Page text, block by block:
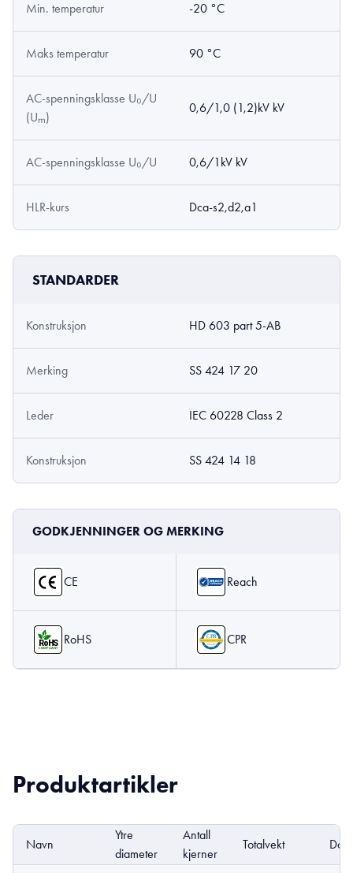
Min. temperatur -20 °C
Maks temperatur 90 °C
AC-spenningsklasse U₀/U
(Uₘ)
0,6/1,0 (1,2)kV kV
AC-spenningsklasse U₀/U 0,6/1kV kV
HLR-kurs Dca-s2,d2,a1
STANDARDER
Konstruksjon HD 603 part 5-AB
Merking SS 424 17 20
Leder IEC 60228 Class 2
Konstruksjon SS 424 14 18
GODKJENNINGER OG MERKING
CE Reach
RoHS CPR
Produktartikler
Navn
Ytre
diameter
Antall
kjerner
Totalvekt DoP